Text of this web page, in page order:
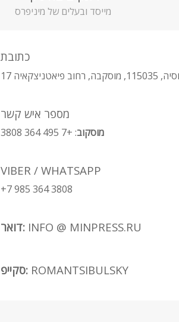
מייסד ובעלים של מיניפרס
כתובת
מוסקבה, רחוב פיאטניצקאיה 17
מספר איש קשר
מוסקוב: +7 495 364 3808
VIBER / WHATSAPP
+7 985 364 3808
דואר: INFO @ MINPRESS.RU
סקייפ: ROMANTSIBULSKY